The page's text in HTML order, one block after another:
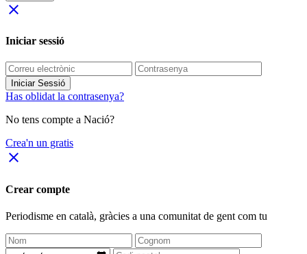
close
Iniciar sessió
Iniciar Sessió
Has oblidat la contrasenya?
No tens compte a Nació?
Crea'n un gratis
close
Crear compte
Periodisme en català, gràcies a una comunitat de gent com tu